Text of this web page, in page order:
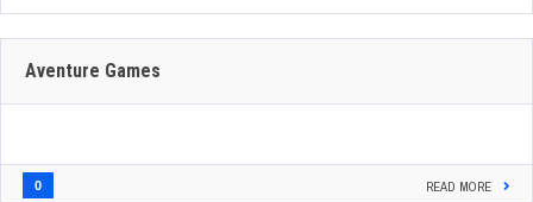
Aventure Games
0 READ MORE